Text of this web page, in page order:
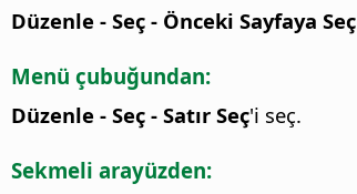
Düzenle - Seç - Önceki Sayfaya Seç
Menü çubuğundan:
Düzenle - Seç - Satır Seç'i seç.
Sekmeli arayüzden: